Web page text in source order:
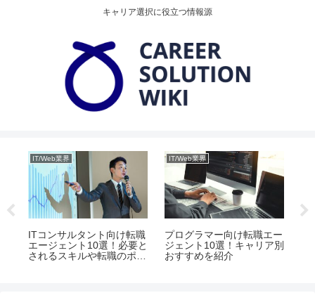
キャリア選択に役立つ情報源
IT/Web業界
ITコンサルタント向け転職
エージェント10選！必要と
されるスキルや転職のポイ
IT/Web業界
プログラマー向け転職エー
ジェント10選！キャリア別
おすすめを紹介